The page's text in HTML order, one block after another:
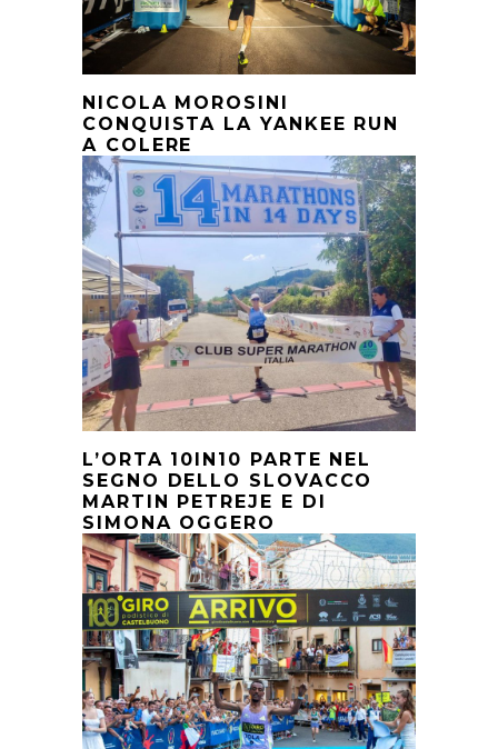
NICOLA MOROSINI
CONQUISTA LA YANKEE RUN
A COLERE
L’ORTA 10IN10 PARTE NEL
SEGNO DELLO SLOVACCO
MARTIN PETREJE E DI
SIMONA OGGERO